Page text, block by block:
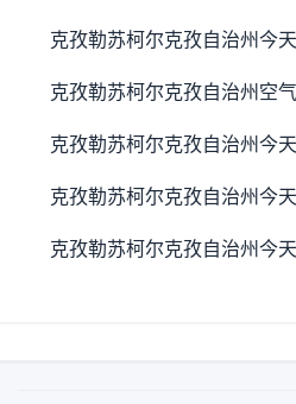
克孜勒苏柯尔克孜自治州今
克孜勒苏柯尔克孜自治州空
克孜勒苏柯尔克孜自治州今
克孜勒苏柯尔克孜自治州今
克孜勒苏柯尔克孜自治州今